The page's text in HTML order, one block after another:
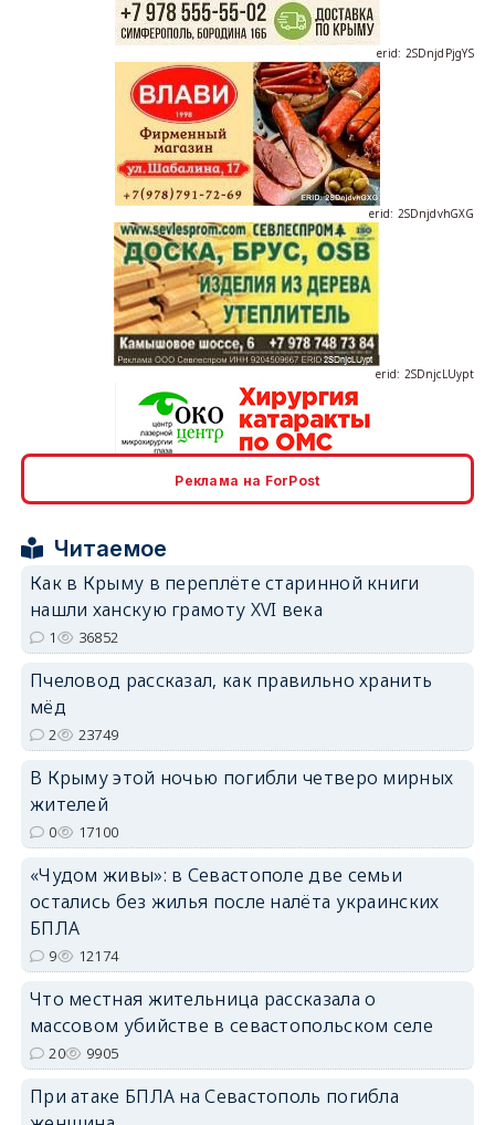
erid: 2SDnjdvhGXG
Реклама на ForPost
Читаемое
Как в Крыму в переплёте старинной книги
нашли ханскую грамоту XVI века
1 36852
Пчеловод рассказал, как правильно хранить
мёд
2 23749
В Крыму этой ночью погибли четверо мирных
жителей
0 17100
«Чудом живы»: в Севастополе две семьи
остались без жилья после налёта украинских
БПЛА
9 12174
Что местная жительница рассказала о
массовом убийстве в севастопольском селе
20 9905
При атаке БПЛА на Севастополь погибла